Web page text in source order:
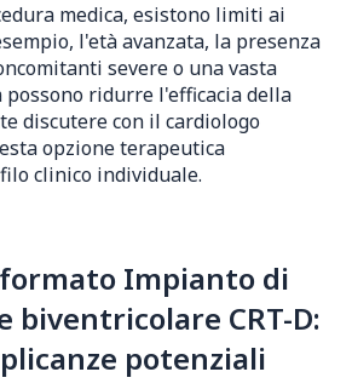
medica, esistono limiti ai
l'età avanzata, la presenza
severe o una vasta
possono ridurre l'efficacia della
discutere con il cardiologo
opzione terapeutica
clinico individuale.
Impianto di
CRT-D:
potenziali